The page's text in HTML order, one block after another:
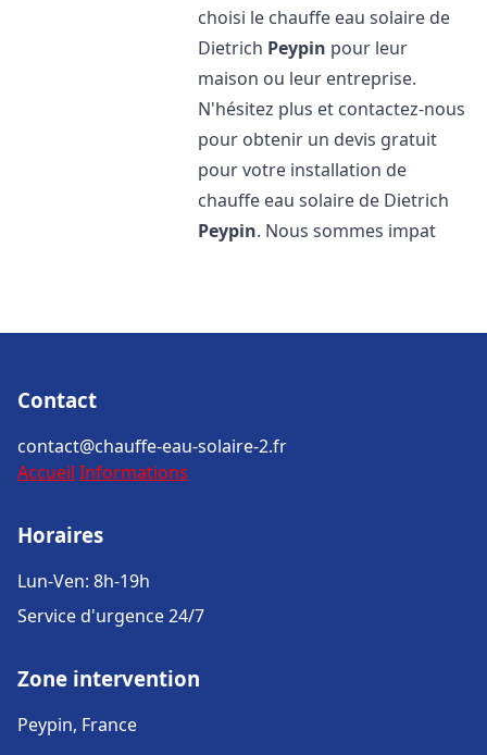
choisi le chauffe eau solaire de
Dietrich Peypin pour leur
maison ou leur entreprise.
N'hésitez plus et contactez-nous
pour obtenir un devis gratuit
pour votre installation de
chauffe eau solaire de Dietrich
Peypin. Nous sommes impat
Contact
contact@chauffe-eau-solaire-2.fr
Accueil Informations
Horaires
Lun-Ven: 8h-19h
Service d'urgence 24/7
Zone intervention
Peypin, France